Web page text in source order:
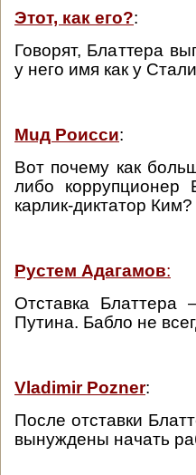
Этот, как его?:
Говорят, Блаттера
у него имя как у
Muд Роисси:
Вот почему как
либо коррупционер
карлик-диктатор Ким?
Рустем Адагамов:
Отставка
Путина. Бабло не
Vladimir Pozner:
После отставки
вынуждены начать